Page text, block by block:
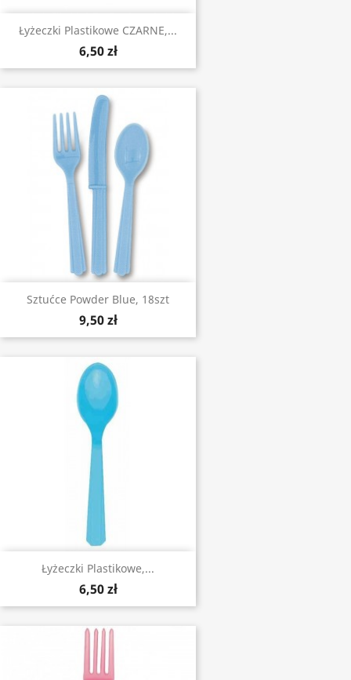
Łyżeczki Plastikowe CZARNE,...
6,50 zł
Sztućce Powder Blue, 18szt
9,50 zł
Łyżeczki Plastikowe,...
6,50 zł